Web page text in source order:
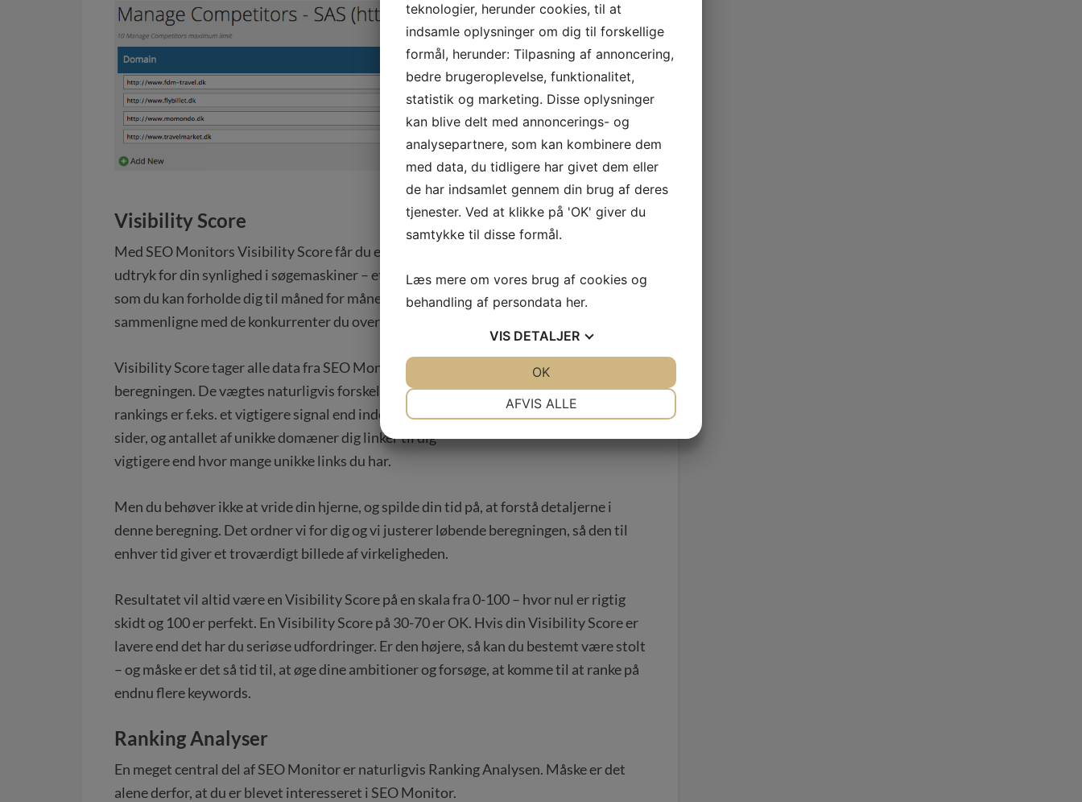
Visibility Score
Med SEO Monitors Visibility Score får du et samlet
udtryk for din synlighed i søgemaskiner – et enkelt tal,
som du kan forholde dig til måned for måned og
sammenligne med de konkurrenter du overvåger.
Visibility Score tager alle data fra SEO Monitor med i
beregningen. De vægtes naturligvis forskelligt –
rankings er f.eks. et vigtigere signal end indekserede
sider, og antallet af unikke domæner dig linker til dig
vigtigere end hvor mange unikke links du har.
Men du behøver ikke at vride din hjerne, og spilde din tid på, at forstå detaljerne i
denne beregning. Det ordner vi for dig og vi justerer løbende beregningen, så den til
enhver tid giver et troværdigt billede af virkeligheden.
Resultatet vil altid være en Visibility Score på en skala fra 0-100 – hvor nul er rigtig
skidt og 100 er perfekt. En Visibility Score på 30-70 er OK. Hvis din Visibility Score er
lavere end det har du seriøse udfordringer. Er den højere, så kan du bestemt være stolt
– og måske er det så tid til, at øge dine ambitioner og forsøge, at komme til at ranke på
endnu flere keywords.
Ranking Analyser
En meget central del af SEO Monitor er naturligvis Ranking Analysen. Måske er det
alene derfor, at du er blevet interesseret i SEO Monitor.
teknologier, herunder cookies, til at
indsamle oplysninger om dig til forskellige
formål, herunder: Tilpasning af annoncering,
bedre brugeroplevelse, funktionalitet,
statistik og marketing. Disse oplysninger
kan blive delt med annoncerings- og
analysepartnere, som kan kombinere dem
med data, du tidligere har givet dem eller
de har indsamlet gennem din brug af deres
tjenester. Ved at klikke på 'OK' giver du
samtykke til disse formål.
Læs mere om vores brug af cookies og
behandling af persondata her.
VIS DETALJER
AFVIS ALLE
OK